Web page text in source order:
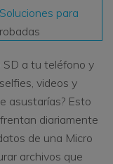
Soluciones para
SD a tu teléfono y
videos y
asustarías? Esto
diariamente
de una Micro
archivos que